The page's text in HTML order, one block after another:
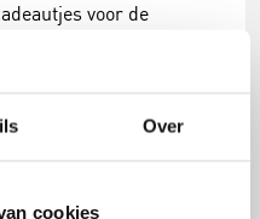
Over
cookies
voor de